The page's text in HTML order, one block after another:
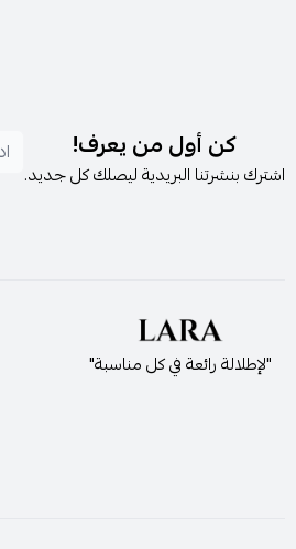
كن أول من يعرف!
اشترك بنشرتنا البريدية ليصلك كل جديد.
"لإطلالة رائعة في كل مناسبة"